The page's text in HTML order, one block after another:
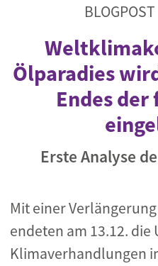
BLOGPOST
Ölparadies
Endes der
Erste Analyse
Mit einer
endeten am 13.12. die
Klimaverhandlungen